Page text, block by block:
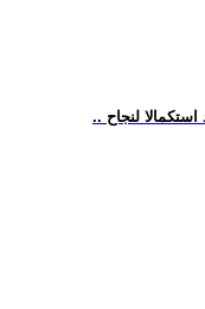
لنجاح